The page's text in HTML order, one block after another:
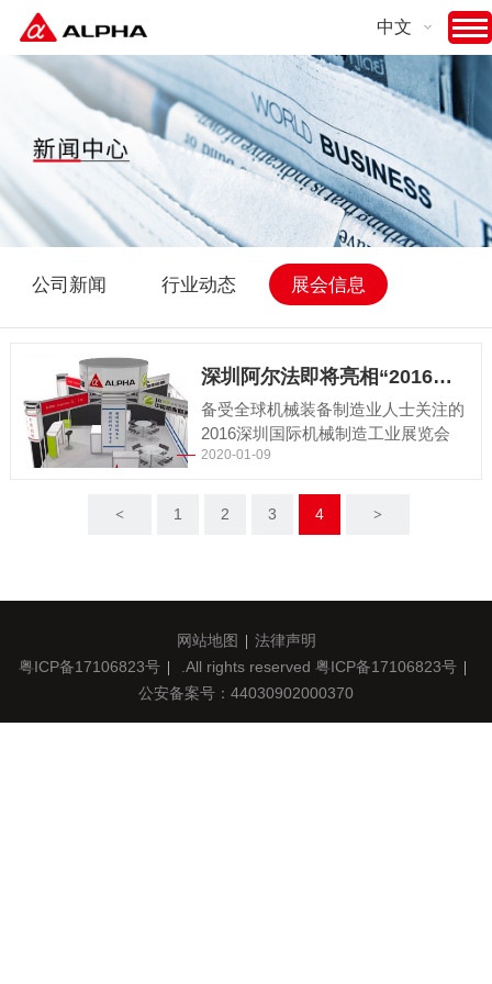
中文
公司新闻 行业动态 展会信息
深圳阿尔法即将亮相“2016深圳国际制造工业展”
备受全球机械装备制造业人士关注的
2016深圳国际机械制造工业展览会
（SIMM）将于2016年3月29日—4月
市阿尔法变频技术有限公司以联展的
2020-01-09
< 1 2 3 4 >
网站地图
法律声明
粤ICP备17106823号
.All rights reserved 粤ICP备17106823号
公安备案号：44030902000370